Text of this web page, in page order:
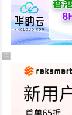
广告 商业广告，理性选择